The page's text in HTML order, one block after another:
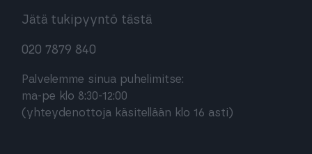
Jätä tukipyyntö tästä
020 7879 840
Palvelemme sinua puhelimitse:
ma-pe klo 8:30-12:00
(yhteydenottoja käsitellään klo 16 asti)